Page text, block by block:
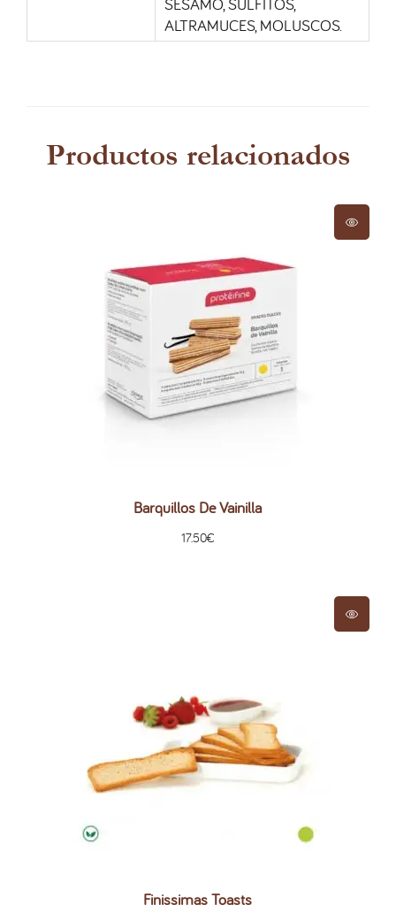
ALTRAMUCES, MOLUSCOS.
Productos relacionados
Barquillos De Vainilla
17.50€
Finissimas Toasts